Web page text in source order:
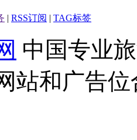
| RSS订阅 | TAG标签
中国专业
站和广告